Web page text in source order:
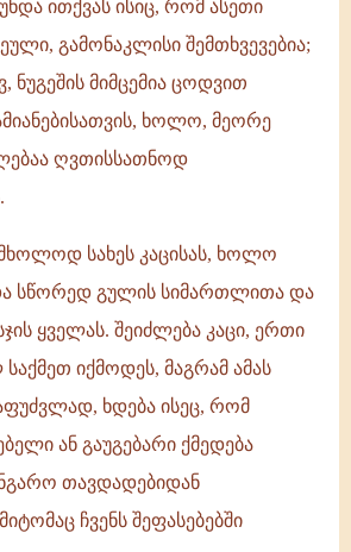
ითქვას ისიც, რომ ასეთი
გამონაკლისი შემთხვევებია;
ნუგეშის მიმცემია ცოდვით
ხოლო, მეორე
ღვთისსათნოდ
მხოლოდ სახეს კაცისას, ხოლო
სწორედ გულის სიმართლითა და
ყველას. შეიძლება კაცი, ერთი
იქმოდეს, მაგრამ ამას
ხდება ისეც, რომ
ან გაუგებარი ქმედება
თავდადებიდან
ჩვენს შეფასებებში